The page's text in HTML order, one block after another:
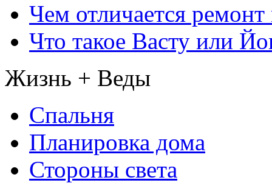
Чем отличается
Что такое Васту или
Жизнь + Веды
Спальня
Планировка дома
Стороны света